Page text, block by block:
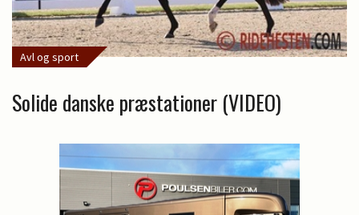
Avl og sport
Solide danske præstationer (VIDEO)